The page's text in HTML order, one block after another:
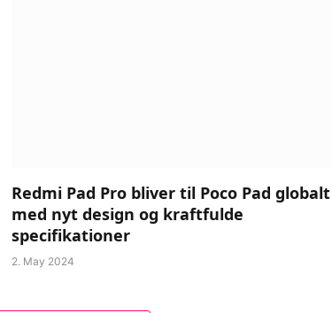
Redmi Pad Pro bliver til Poco Pad globalt
med nyt design og kraftfulde
specifikationer
2. May 2024